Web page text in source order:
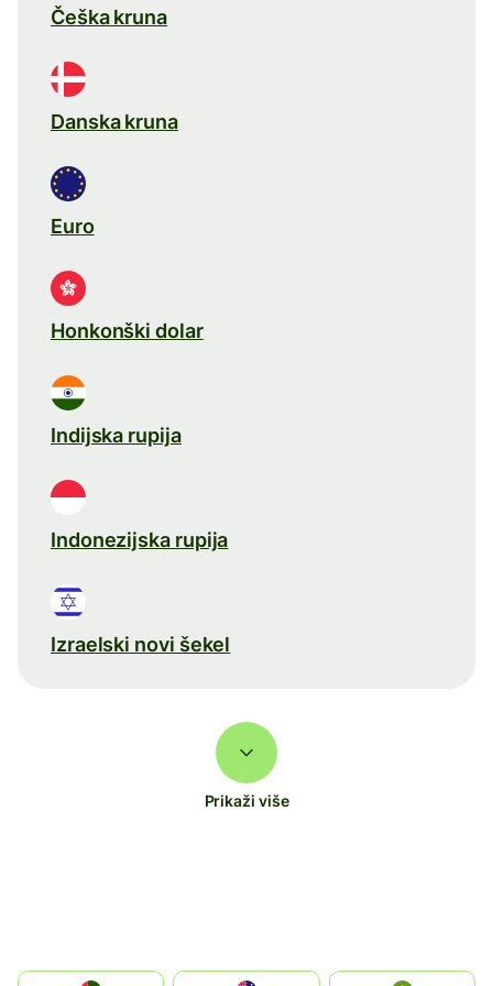
Češka kruna
Danska kruna
Euro
Honkonški dolar
Indijska rupija
Indonezijska rupija
Izraelski novi šekel
Prikaži više